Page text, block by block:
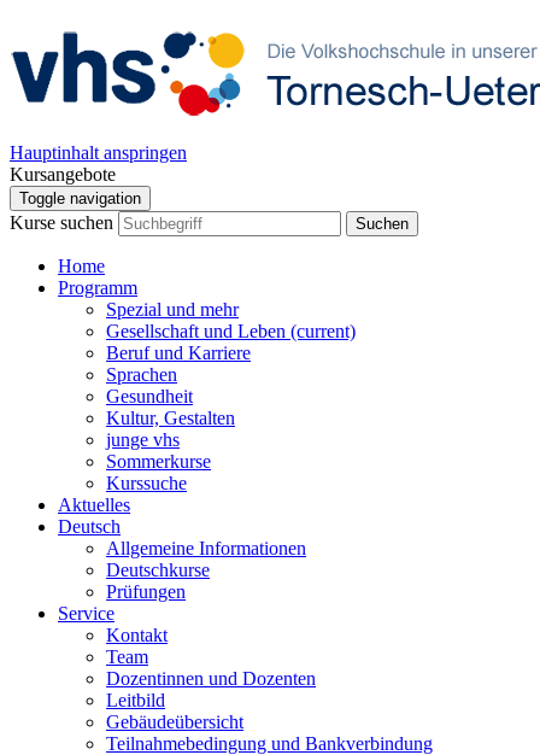
Hauptinhalt anspringen
Kursangebote
Toggle navigation
Kurse suchen Suchen
Home
Programm
Spezial und mehr
Gesellschaft und Leben (current)
Beruf und Karriere
Sprachen
Gesundheit
Kultur, Gestalten
junge vhs
Sommerkurse
Kurssuche
Aktuelles
Deutsch
Allgemeine Informationen
Deutschkurse
Prüfungen
Service
Kontakt
Team
Dozentinnen und Dozenten
Leitbild
Gebäudeübersicht
Teilnahmebedingung und Bankverbindung